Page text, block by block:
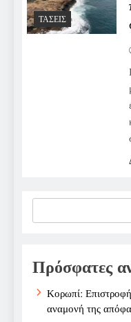
ΤΆΣΕΙΣ
Πρόσφατες
Κορωπί: Επιστροφή
αναμονή της